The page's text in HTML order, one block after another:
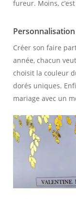
fureur. Moins,
Créer son faire
année, chacun
choisit la couleur
dorés uniques.
mariage avec un